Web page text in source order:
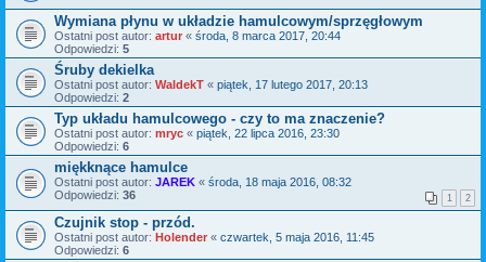
Wymiana płynu w układzie hamulcowym/sprzęgłowym
Ostatni post autor: artur « środa, 8 marca 2017, 20:44
Odpowiedzi: 5
Śruby dekielka
Ostatni post autor: WaldekT « piątek, 17 lutego 2017, 20:13
Odpowiedzi: 2
Typ układu hamulcowego - czy to ma znaczenie?
Ostatni post autor: mryc « piątek, 22 lipca 2016, 23:30
Odpowiedzi: 6
miękknące hamulce
Ostatni post autor: JAREK « środa, 18 maja 2016, 08:32
Odpowiedzi: 36 1 2
Czujnik stop - przód.
Ostatni post autor: Holender « czwartek, 5 maja 2016, 11:45
Odpowiedzi: 6